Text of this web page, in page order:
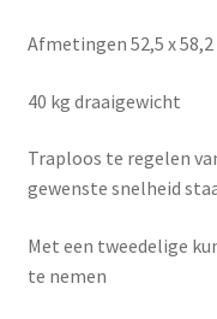
Afmetingen 52,5 x 58,2
40 kg draaigewicht
Traploos te regelen
gewenste snelheid
Met een tweedelige
te nemen